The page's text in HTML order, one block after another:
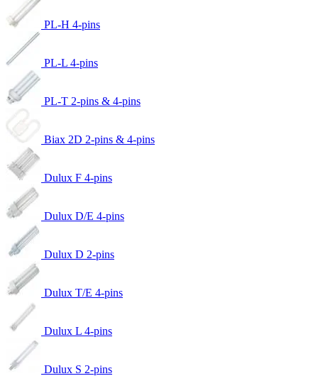
PL-H 4-pins
PL-L 4-pins
PL-T 2-pins & 4-pins
Biax 2D 2-pins & 4-pins
Dulux F 4-pins
Dulux D/E 4-pins
Dulux D 2-pins
Dulux T/E 4-pins
Dulux L 4-pins
Dulux S 2-pins